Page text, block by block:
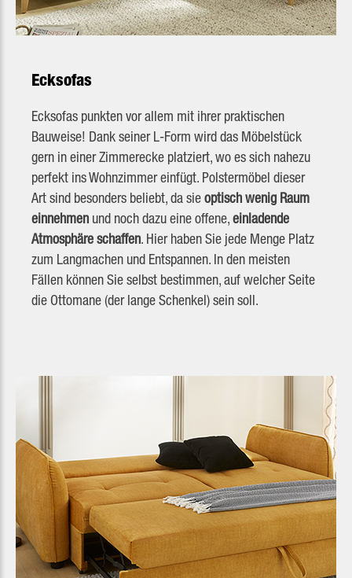
Ecksofas
Ecksofas punkten vor allem mit ihrer praktischen
Bauweise! Dank seiner L-Form wird das Möbelstück
gern in einer Zimmerecke platziert, wo es sich nahezu
perfekt ins Wohnzimmer einfügt. Polstermöbel dieser
Art sind besonders beliebt, da sieoptisch wenig Raum
einnehmen und noch dazu eine offene,einladende
Atmosphäre schaffen. Hier haben Sie jede Menge Platz
zum Langmachen und Entspannen. In den meisten
Fällen können Sie selbst bestimmen, auf welcher Seite
die Ottomane (der lange Schenkel) sein soll.